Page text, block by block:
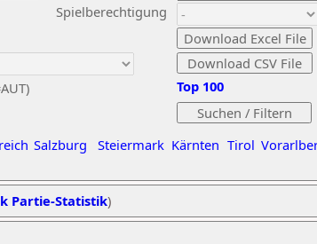
Spielberechtigung
Salzburg Steiermark Kärnten Tirol
Top 100
Partie-Statistik)